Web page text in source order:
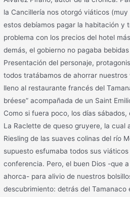
la Cancillería nos otorgó viáticos
estos debíamos pagar la habitación y
problema con los precios del hotel
demás, el gobierno no pagaba
Presentación del personaje,
todos tratábamos de ahorrar
lleno al restaurante francés del
bréese” acompañada de un Saint
Como si fuera poco, los días
La Raclette de queso gruyere, la cual
Riesling de las suaves colinas del río
supuesto esfumaba todos sus
conferencia. Pero, el buen Dios -que
ahorca- para alivio de nuestros
descubrimiento: detrás del Tamanaco